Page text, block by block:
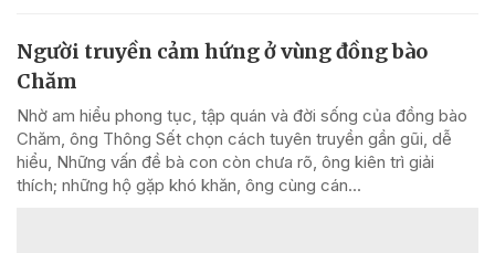
Người truyền cảm hứng ở vùng đồng bào
Chăm
Nhờ am hiểu phong tục, tập quán và đời sống của đồng bào
Chăm, ông Thông Sết chọn cách tuyên truyền gần gũi, dễ
hiểu, Những vấn đề bà con còn chưa rõ, ông kiên trì giải
thích; những hộ gặp khó khăn, ông cùng cán...